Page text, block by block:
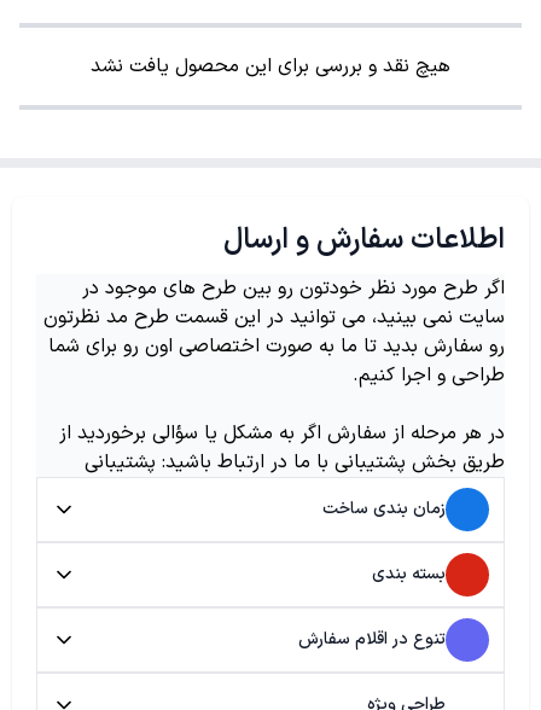
هیچ نقد و بررسی برای این محصول یافت نشد
اطلاعات سفارش و ارسال
اگر طرح مورد نظر خودتون رو بین طرح های موجود در
سایت نمی بینید، می توانید در این قسمت طرح مد نظرتون
رو سفارش بدید تا ما به صورت اختصاصی اون رو برای شما
طراحی و اجرا کنیم.
در هر مرحله از سفارش اگر به مشکل یا سؤالی برخوردید از
طریق بخش پشتیبانی با ما در ارتباط باشید: پشتیبانی
زمان بندی ساخت
بسته بندی
تنوع در اقلام سفارش
طراحی ویژه